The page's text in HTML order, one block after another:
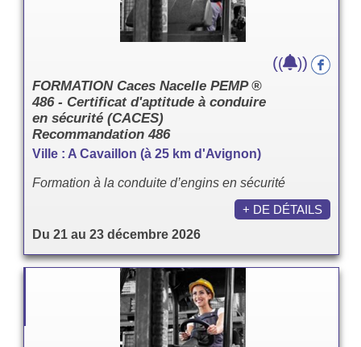
FORMATION Caces Nacelle PEMP ®
486 - Certificat d'aptitude à conduire
en sécurité (CACES)
Recommandation 486
Ville : A Cavaillon (à 25 km d'Avignon)
Formation à la conduite d’engins en sécurité
Du 21 au 23 décembre 2026
(( ))
+ DE DÉTAILS